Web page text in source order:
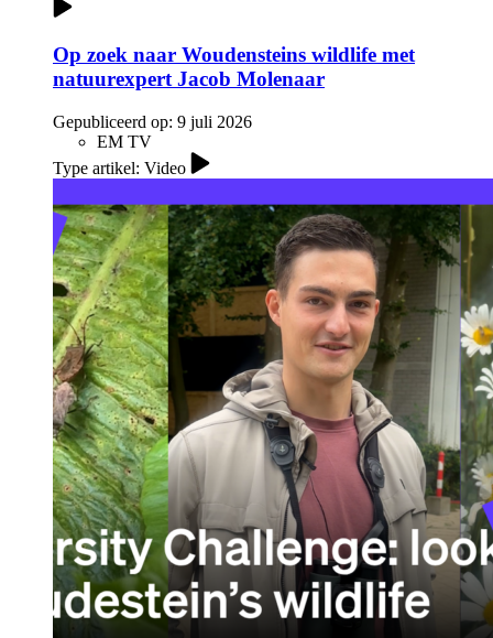
Op zoek naar Woudensteins wildlife met
natuurexpert Jacob Molenaar
Gepubliceerd op: 9 juli 2026
EM TV
Type artikel: Video